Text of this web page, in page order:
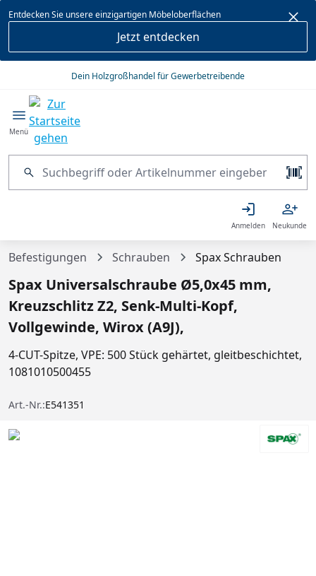
springen
Entdecken Sie unsere einzigartigen Möbeloberflächen
Jetzt entdecken
Dein Holzgroßhandel für Gewerbetreibende
Menü
Anmelden Neukunde
Befestigungen Schrauben Spax Schrauben
Spax Universalschraube Ø5,0x45 mm,
Kreuzschlitz Z2, Senk-Multi-Kopf,
Vollgewinde, Wirox (A9J),
4-CUT-Spitze, VPE: 500 Stück gehärtet, gleitbeschichtet,
1081010500455
Art.-Nr.:E541351